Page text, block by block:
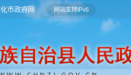
市政府网 网站支持IPv6